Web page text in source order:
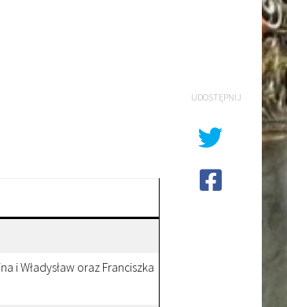
i Władysław oraz Franciszka
UDOSTĘPNIJ